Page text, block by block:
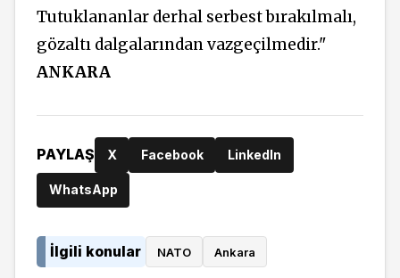
Tutuklananlar derhal serbest bırakılmalı,
gözaltı dalgalarından vazgeçilmedir."
ANKARA
PAYLAŞ X Facebook LinkedIn
WhatsApp
İlgili konular NATO Ankara